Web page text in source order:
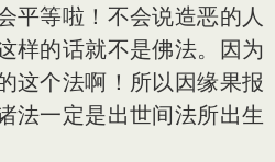
平等啦！不会说造恶的人
样的话就不是佛法。因为
这个法啊！所以因缘果报
法一定是出世间法所出生